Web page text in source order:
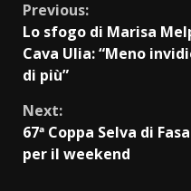
Continue
Reading
Previous:
Lo sfogo di Marisa
Cava Ulia: “Meno
di più”
Next:
67ª Coppa Selva di
per il weekend